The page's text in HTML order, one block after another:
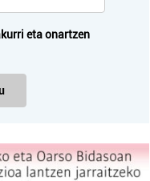
eta onartzen